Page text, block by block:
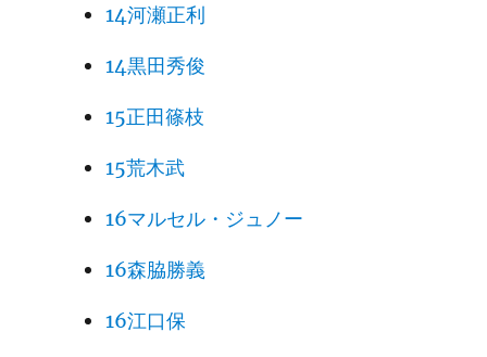
14河瀬正利
14黒田秀俊
15正田篠枝
15荒木武
16マルセル・ジュノー
16森脇勝義
16江口保